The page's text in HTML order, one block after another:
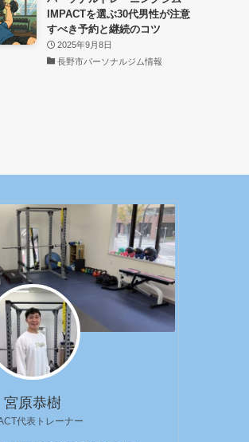
IMPACTを選ぶ30代男性が注意
すべき予約と継続のコツ
2025年9月8日
長野市パーソナルジム情報
宮原恭樹
代表トレーナー